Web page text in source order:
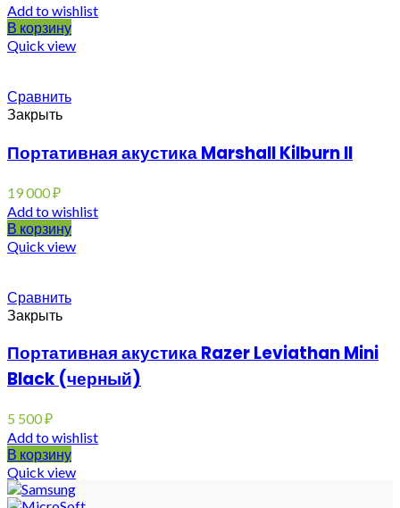
Add to wishlist
В корзину
Quick view
Сравнить
Закрыть
Портативная акустика Marshall Kilburn II
19 000₽
Add to wishlist
В корзину
Quick view
Сравнить
Закрыть
Портативная акустика Razer Leviathan Mini
Black (черный)
5 500₽
Add to wishlist
В корзину
Quick view